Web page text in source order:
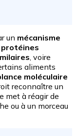
un mécanisme
protéines
, voire
aliments
moléculaire
reconnaître un
met à réagir de
ou à un morceau